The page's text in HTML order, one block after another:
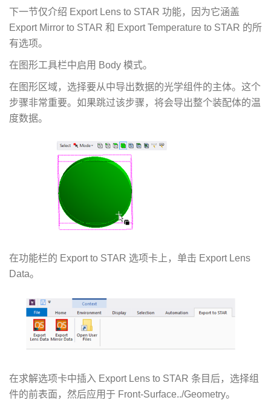
下一节仅介绍 Export Lens to STAR 功能，因为它涵盖
Export Mirror to STAR 和 Export Temperature to STAR 的所
有选项。
在图形工具栏中启用 Body 模式。
在图形区域，选择要从中导出数据的光学组件的主体。这个
步骤非常重要。如果跳过该步骤，将会导出整个装配体的温
度数据。
在功能栏的 Export to STAR 选项卡上，单击 Export Lens
Data。
在求解选项卡中插入 Export Lens to STAR 条目后，选择组
件的前表面，然后应用于 Front-Surface../Geometry。